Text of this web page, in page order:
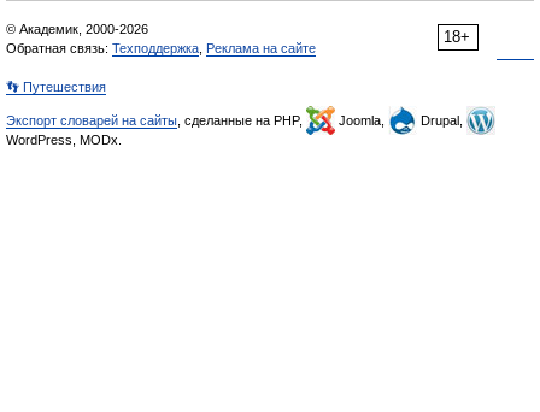
18+
© Академик, 2000-2026
Обратная связь: Техподдержка Реклама на сайте
👣 Путешествия
Экспорт словарей на сайты , сделанные на PHP, Joomla,
Drupal,
WordPress, MODx.